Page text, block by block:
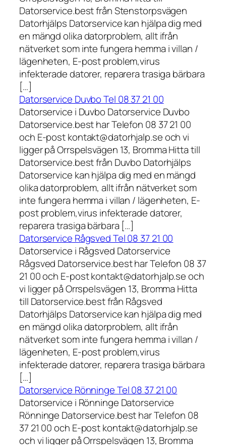
Datorservice.best från Stenstorpsvägen
Datorhjälps Datorservice kan hjälpa dig med
en mängd olika datorproblem, allt ifrån
nätverket som inte fungera hemma i villan /
lägenheten, E-post problem,virus
infekterade datorer, reparera trasiga bärbara
[…]
Datorservice Duvbo Tel 08 37 21 00
Datorservice i Duvbo Datorservice Duvbo
Datorservice.best har Telefon 08 37 21 00
och E-post kontakt@datorhjalp.se och vi
ligger på Orrspelsvägen 13, Bromma Hitta till
Datorservice.best från Duvbo Datorhjälps
Datorservice kan hjälpa dig med en mängd
olika datorproblem, allt ifrån nätverket som
inte fungera hemma i villan / lägenheten, E-
post problem,virus infekterade datorer,
reparera trasiga bärbara […]
Datorservice Rågsved Tel 08 37 21 00
Datorservice i Rågsved Datorservice
Rågsved Datorservice.best har Telefon 08 37
21 00 och E-post kontakt@datorhjalp.se och
vi ligger på Orrspelsvägen 13, Bromma Hitta
till Datorservice.best från Rågsved
Datorhjälps Datorservice kan hjälpa dig med
en mängd olika datorproblem, allt ifrån
nätverket som inte fungera hemma i villan /
lägenheten, E-post problem,virus
infekterade datorer, reparera trasiga bärbara
[…]
Datorservice Rönninge Tel 08 37 21 00
Datorservice i Rönninge Datorservice
Rönninge Datorservice.best har Telefon 08
37 21 00 och E-post kontakt@datorhjalp.se
och vi ligger på Orrspelsvägen 13, Bromma